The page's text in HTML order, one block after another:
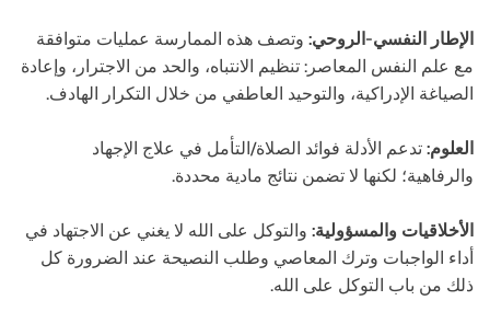
الإطار النفسي-الروحي: وتصف هذه الممارسة عمليات متوافقة
مع علم النفس المعاصر: تنظيم الانتباه، والحد من الاجترار، وإعادة
الصياغة الإدراكية، والتوحيد العاطفي من خلال التكرار الهادف.
العلوم: تدعم الأدلة فوائد الصلاة/التأمل في علاج الإجهاد
والرفاهية؛ لكنها لا تضمن نتائج مادية محددة.
الأخلاقيات والمسؤولية: والتوكل على الله لا يغني عن الاجتهاد في
أداء الواجبات وترك المعاصي وطلب النصيحة عند الضرورة كل
ذلك من باب التوكل على الله.